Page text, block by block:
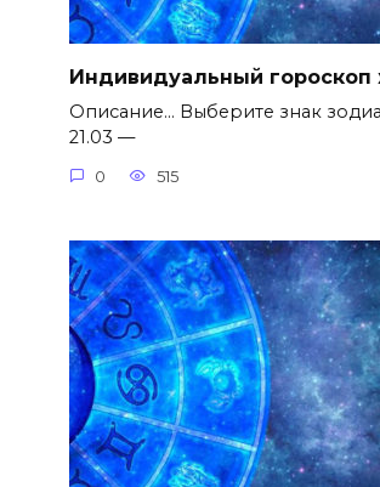
Индивидуальный гороскоп
Описание… Выберите знак
21.03 —
0 515